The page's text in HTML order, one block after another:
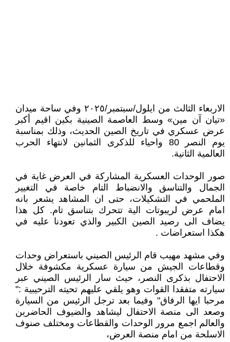
الاربعاء الثالث من ايلول/سبتمبر/٢٠٢٥ وفي ساحة ميدان
«تيان آن مين» وسط العاصمة الصينية بكين اقيم أكبر
عرض عسكري في تاريخ الصين الحديث، وذلك بمناسبة
يوم النصر 80 واحياء للذكرى الثمانين لانتهاء الحرب
العالمية الثانية.
صور الوحدات العسكرية المشاركة في العرض غاية في
الجمال والتناسق والانضباط التام خاصة في التغيير
الملحمي في التشكيلات، حتى ان المشاهد يشعر بانه
امام عرض لريبوتات الية تتحرك بتناسق تام. كل هذا
يضاف الى رصيد الصين الكبير والذي تعودنا عليه في
هكذا استعراضات .
وفي مشهد مهيب قام الرئيس الصيني باستعراض وحدات
وقطاعات الجيش من سيارة عسكرية مكشوفة خلال
الاحتفال بذكرى النصر، حيث سار الرئيس الصيني عبر
سيارته متفقدا القوات وهو يلقي عليهم تحيته الترحيبية :"
مرحبا ايها الرفاق" وفيما بعد ترجل الرئيس من السيارة
وصعد الى منصة الاحتفال ليشاهد والضيوف الحاضرين
والعالم اجمع مرور الوحدات والقطاعات ومختلف صنوف
الاسلحة من امام منصة العرض،